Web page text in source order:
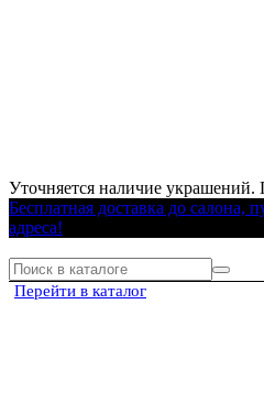
Уточняется наличие
Бесплатная доставка до
адреса!
Перейти в каталог